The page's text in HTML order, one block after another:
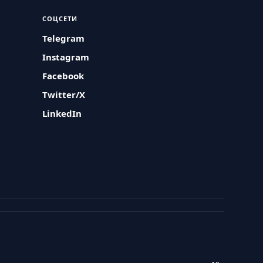
СОЦСЕТИ
Telegram
Instagram
Facebook
Twitter/X
LinkedIn